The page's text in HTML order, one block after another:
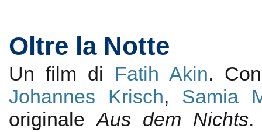
Oltre la Notte
Un film di Fatih Akin.
Johannes Krisch, Samia
originaleAus dem Nichts